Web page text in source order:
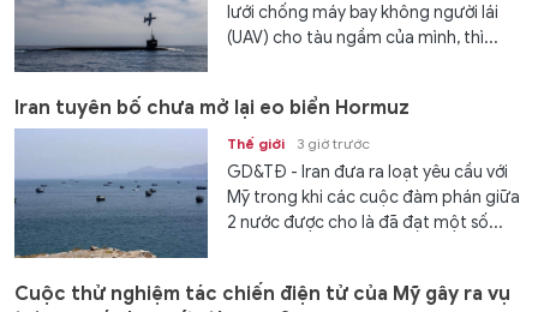
lưới chống máy bay không người lái
(UAV) cho tàu ngầm của mình, thì...
Iran tuyên bố chưa mở lại eo biển Hormuz
Thế giới 3 giờ trước
GD&TĐ - Iran đưa ra loạt yêu cầu với
Mỹ trong khi các cuộc đàm phán giữa
2 nước được cho là đã đạt một số...
Cuộc thử nghiệm tác chiến điện tử của Mỹ gây ra vụ